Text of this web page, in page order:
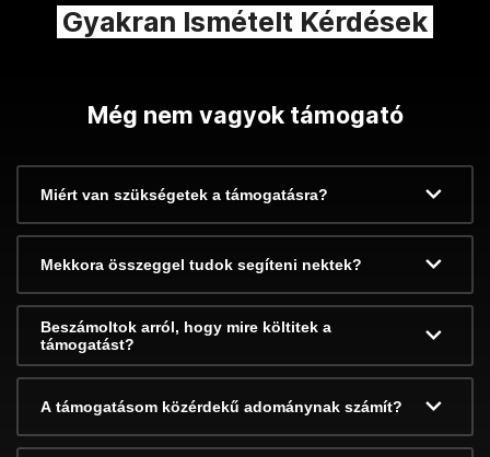
Gyakran Ismételt Kérdések
Még nem vagyok támogató
Miért van szükségetek a támogatásra?
Mekkora összeggel tudok segíteni nektek?
Beszámoltok arról, hogy mire költitek a
támogatást?
A támogatásom közérdekű adománynak számít?